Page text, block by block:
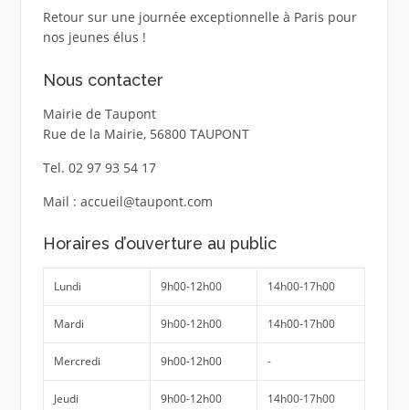
Retour sur une journée exceptionnelle à Paris pour
nos jeunes élus !
Nous contacter
Mairie de Taupont
Rue de la Mairie, 56800 TAUPONT
Tel. 02 97 93 54 17
Mail : accueil@taupont.com
Horaires d’ouverture au public
Lundi 9h00-12h00 14h00-17h00
Mardi 9h00-12h00 14h00-17h00
Mercredi 9h00-12h00 -
Jeudi 9h00-12h00 14h00-17h00